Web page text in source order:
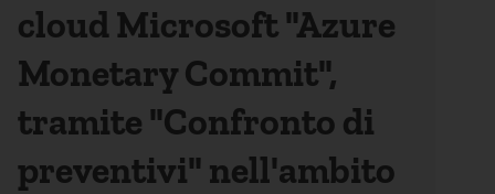
cloud Microsoft "Azure
Monetary Commit",
tramite "Confronto di
preventivi" nell'ambito